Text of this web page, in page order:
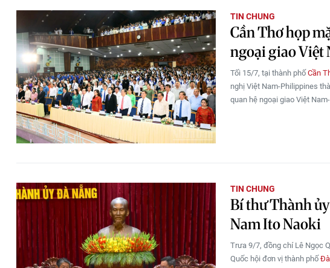
TIN CHUNG
Cần Thơ họp
ngoại giao
Tối 15/7, tại thành phố Cần
nghị Việt Nam-Philippines
quan hệ ngoại giao Việt
TIN CHUNG
Bí thư Thành
Nam Ito Naoki
Trưa 9/7, đồng chí Lê Ngọc
Quốc hội đơn vị thành phố